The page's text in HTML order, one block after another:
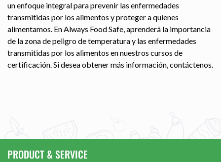
un enfoque integral para prevenir las enfermedades
transmitidas por los alimentos y proteger a quienes
alimentamos. En Always Food Safe, aprenderá la importancia
de la zona de peligro de temperatura y las enfermedades
transmitidas por los alimentos en nuestros cursos de
certificación. Si desea obtener más información, contáctenos.
PRODUCT & SERVICE